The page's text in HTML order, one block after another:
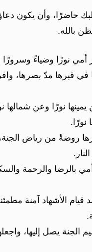
حاضرًا، وأن يكون
بالله.
أمي نورًا وضياءً
في قبرها مدّ بصرها،
نورًا وعن شمالها
نورًا.
روضةً من رياض
بالرضا والرحمة
قيام الأشهاد آمنة
الجنة يصل إليها،